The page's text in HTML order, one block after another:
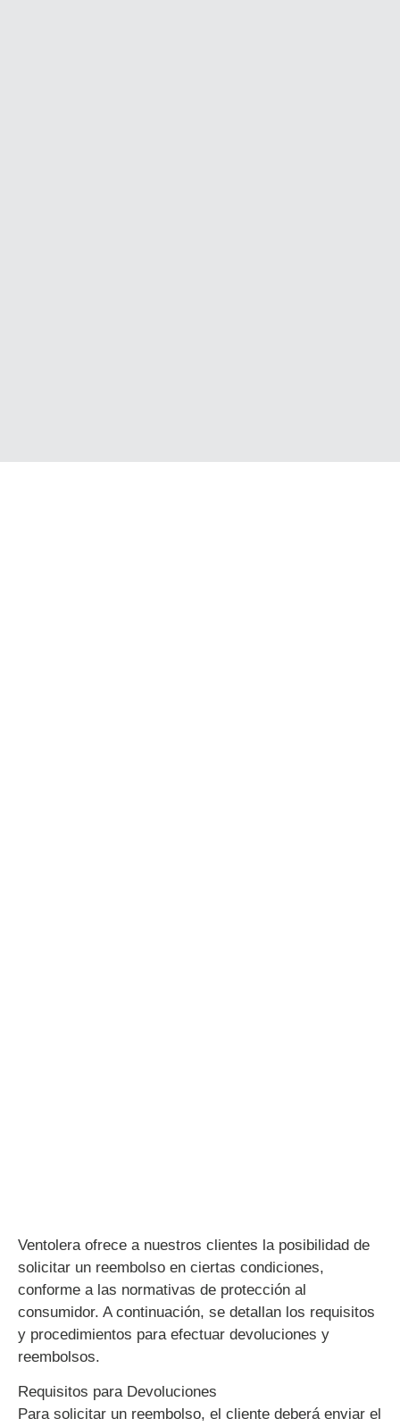
Ventolera ofrece a nuestros clientes la posibilidad de
solicitar un reembolso en ciertas condiciones,
conforme a las normativas de protección al
consumidor. A continuación, se detallan los requisitos
y procedimientos para efectuar devoluciones y
reembolsos.
Requisitos para Devoluciones
Para solicitar un reembolso, el cliente deberá enviar el